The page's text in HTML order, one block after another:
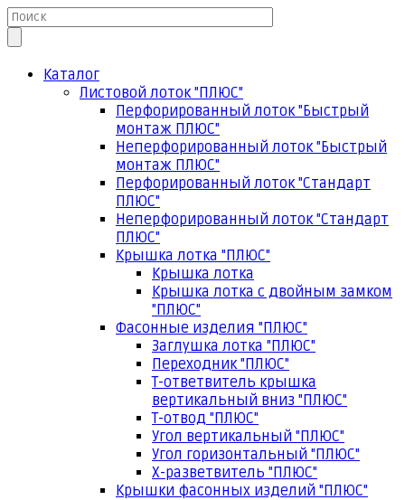
Каталог
Листовой лоток "ПЛЮС"
Перфорированный лоток "Быстрый
монтаж ПЛЮС"
Неперфорированный лоток "Быстрый
монтаж ПЛЮС"
Перфорированный лоток "Стандарт
ПЛЮС"
Неперфорированный лоток "Стандарт
ПЛЮС"
Крышка лотка "ПЛЮС"
Крышка лотка
Крышка лотка с двойным замком
"ПЛЮС"
Фасонные изделия "ПЛЮС"
Заглушка лотка "ПЛЮС"
Переходник "ПЛЮС"
Т-ответвитель крышка
вертикальный вниз "ПЛЮС"
Т-отвод "ПЛЮС"
Угол вертикальный "ПЛЮС"
Угол горизонтальный "ПЛЮС"
Х-разветвитель "ПЛЮС"
Крышки фасонных изделий "ПЛЮС"